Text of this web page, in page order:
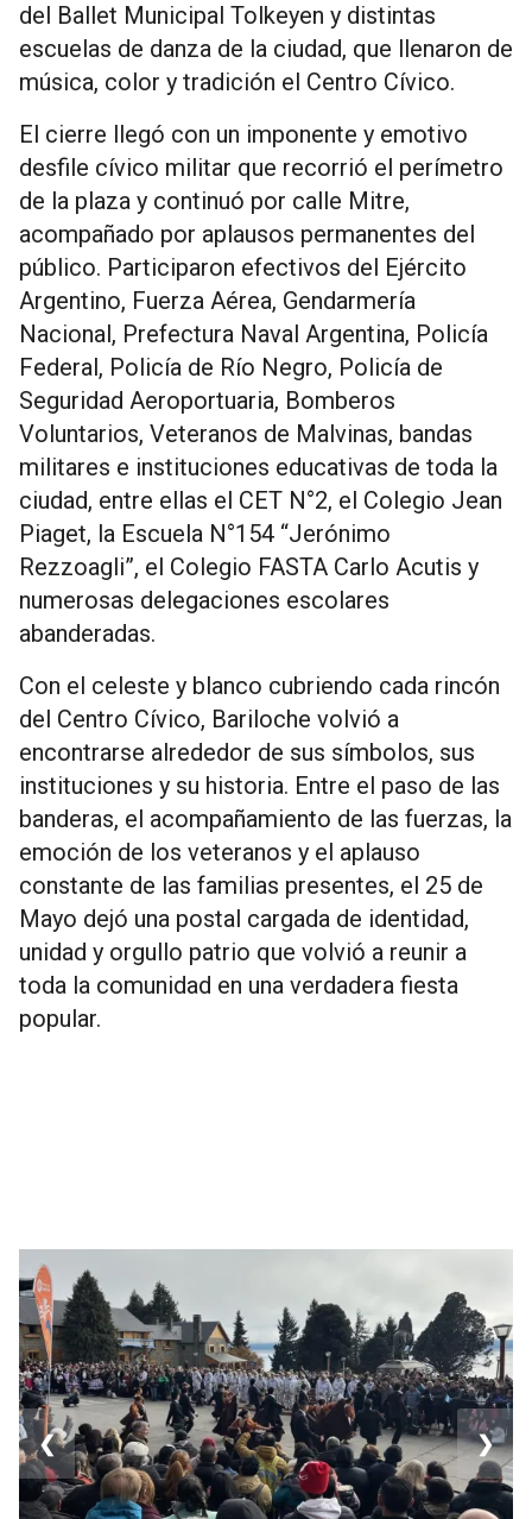
del Ballet Municipal Tolkeyen y distintas
escuelas de danza de la ciudad, que llenaron de
música, color y tradición el Centro Cívico.
El cierre llegó con un imponente y emotivo
desfile cívico militar que recorrió el perímetro
de la plaza y continuó por calle Mitre,
acompañado por aplausos permanentes del
público. Participaron efectivos del Ejército
Argentino, Fuerza Aérea, Gendarmería
Nacional, Prefectura Naval Argentina, Policía
Federal, Policía de Río Negro, Policía de
Seguridad Aeroportuaria, Bomberos
Voluntarios, Veteranos de Malvinas, bandas
militares e instituciones educativas de toda la
ciudad, entre ellas el CET N°2, el Colegio Jean
Piaget, la Escuela N°154 “Jerónimo
Rezzoagli”, el Colegio FASTA Carlo Acutis y
numerosas delegaciones escolares
abanderadas.
Con el celeste y blanco cubriendo cada rincón
del Centro Cívico, Bariloche volvió a
encontrarse alrededor de sus símbolos, sus
instituciones y su historia. Entre el paso de las
banderas, el acompañamiento de las fuerzas, la
emoción de los veteranos y el aplauso
constante de las familias presentes, el 25 de
Mayo dejó una postal cargada de identidad,
unidad y orgullo patrio que volvió a reunir a
toda la comunidad en una verdadera fiesta
popular.
❮ ❯